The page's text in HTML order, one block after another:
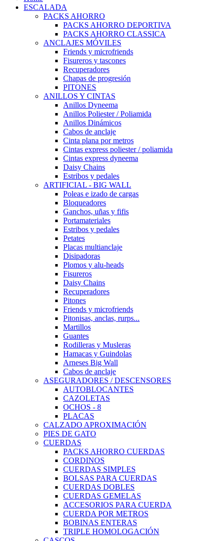
ESCALADA
PACKS AHORRO
PACKS AHORRO DEPORTIVA
PACKS AHORRO CLASSICA
ANCLAJES MÓVILES
Friends y microfriends
Fisureros y tascones
Recuperadores
Chapas de progresión
PITONES
ANILLOS Y CINTAS
Anillos Dyneema
Anillos Poliester / Poliamida
Anillos Dinámicos
Cabos de anclaje
Cinta plana por metros
Cintas express poliester / poliamida
Cintas express dyneema
Daisy Chains
Estribos y pedales
ARTIFICIAL - BIG WALL
Poleas e izado de cargas
Bloqueadores
Ganchos, uñas y fifis
Portamateriales
Estribos y pedales
Petates
Placas multianclaje
Disipadoras
Plomos y alu-heads
Fisureros
Daisy Chains
Recuperadores
Pitones
Friends y microfriends
Pitonisas, anclas, rurps...
Martillos
Guantes
Rodilleras y Musleras
Hamacas y Guindolas
Arneses Big Wall
Cabos de anclaje
ASEGURADORES / DESCENSORES
AUTOBLOCANTES
CAZOLETAS
OCHOS - 8
PLACAS
CALZADO APROXIMACIÓN
PIES DE GATO
CUERDAS
PACKS AHORRO CUERDAS
CORDINOS
CUERDAS SIMPLES
BOLSAS PARA CUERDAS
CUERDAS DOBLES
CUERDAS GEMELAS
ACCESORIOS PARA CUERDA
CUERDA POR METROS
BOBINAS ENTERAS
TRIPLE HOMOLOGACIÓN